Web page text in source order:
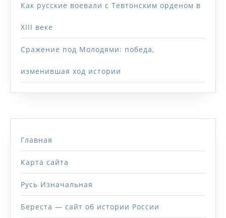
Как русские воевали с Тевтонским орденом в
XIII веке
Сражение под Молодями: победа,
изменившая ход истории
Главная
Карта сайта
Русь Изначальная
Береста — сайт об истории России